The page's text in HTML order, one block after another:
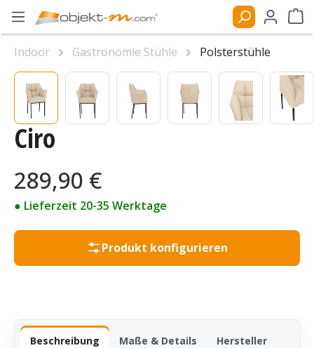
Zum Hauptinhalt springen
Ciro
Regulärer Preis:
289,90 €
● Lieferzeit 20-35 Werktage
Produkt konfigurieren
Beschreibung Maße & Details Hersteller
Indoor Gastronomie Stühle
Polsterstühle
Bildergalerie überspringen